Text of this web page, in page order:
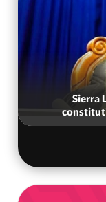
Sierra